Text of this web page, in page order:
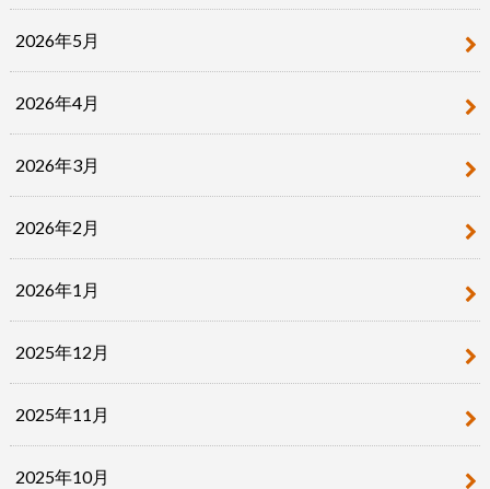
2026年5月
2026年4月
2026年3月
2026年2月
2026年1月
2025年12月
2025年11月
2025年10月